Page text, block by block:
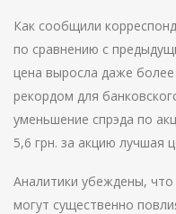
Как сообщили
по сравнению с
цена выросла даже
рекордом для
уменьшение спрэда по
5,6 грн. за акцию лучшая
Аналитики убеждены,
могут существенно